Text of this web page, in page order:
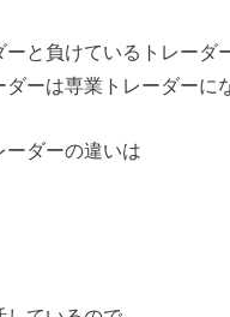
と負けているトレーダ
ーは専業トレーダーに
ダーの違いは